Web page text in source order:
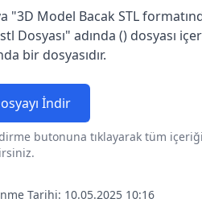
"3D Model Bacak STL
Dosyası" adında () dosyası
bir dosyasıdır.
İndir
butonuna tıklayarak tüm
Tarihi: 10.05.2025 10:16